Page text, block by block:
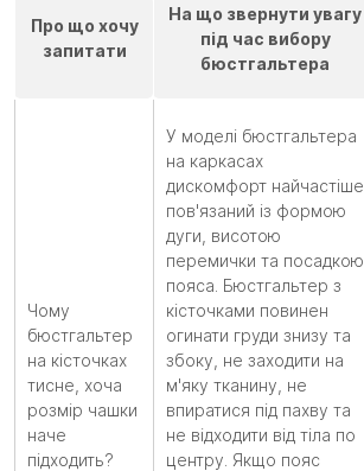
Про що хочу
запитати
На що звернути увагу
під час вибору
бюстгальтера
Чому
бюстгальтер
на кісточках
тисне, хоча
розмір чашки
наче
підходить?
У моделі бюстгальтера
на каркасах
дискомфорт найчастіше
пов'язаний із формою
дуги, висотою
перемички та посадкою
пояса. Бюстгальтер з
кісточками повинен
огинати груди знизу та
збоку, не заходити на
м'яку тканину, не
впиратися під пахву та
не відходити від тіла по
центру. Якщо пояс